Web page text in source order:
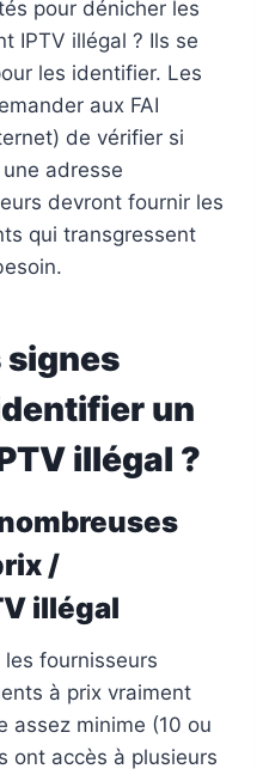
pour dénicher les
IPTV illégal ? Ils se
les identifier. Les
aux FAI
de vérifier si
une adresse
devront fournir les
qui transgressent
signes
un
illégal ?
/
illégal
fournisseurs
à prix vraiment
assez minime (10 ou
ont accès à plusieurs